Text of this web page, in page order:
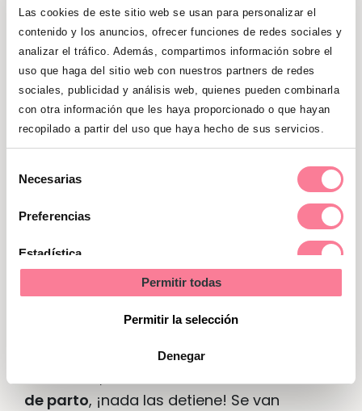
Las cookies de este sitio web se usan para personalizar el
contenido y los anuncios, ofrecer funciones de redes sociales y
analizar el tráfico. Además, compartimos información sobre el
uso que haga del sitio web con nuestros partners de redes
sociales, publicidad y análisis web, quienes pueden combinarla
con otra información que les haya proporcionado o que hayan
recopilado a partir del uso que haya hecho de sus servicios.
Necesarias
Preferencias
Estadística
Permitir todas
Permitir la selección
Denegar
semanas- para tu verdadero parto. Pero
estate atenta, también puede que sea
cuestión de horas. ¡Paciencia!
Cómo reconocer las
contracciones preparatorias de
las verdaderas
La intensidad o el dolor no dan la pauta de
que el parto se haya iniciado, pero sí la
frecuencia de las contracciones y más
aún, su regularidad.Las contracciones de
parto falso son irregulares, se pueden
sentir primero con mucha intensidad para
de parto, ¡nada las detiene! Se van